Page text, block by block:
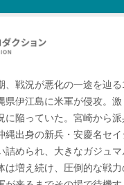
、戦況が悪化の一途を辿
県伊江島に米軍が侵攻。
に陥っていた。宮崎から
縄出身の新兵・安慶名セイ
詰められ、大きなガジュ
は増え続け、圧倒的な戦